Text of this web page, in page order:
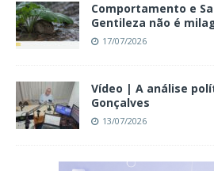
Comportamento e
Gentileza não é
17/07/2026
Vídeo | A análise
Gonçalves
13/07/2026